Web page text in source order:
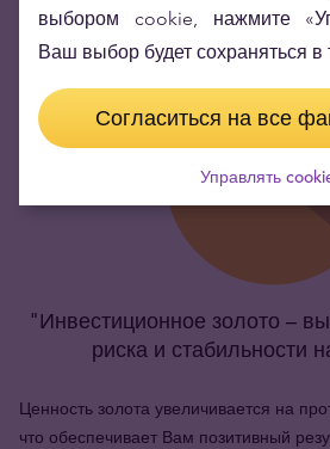
"Инвестиционное золото –
риска и стабильности
Ценность золота увеличивается на
что обеспечивает Вам позитивный
выбором cookie, нажмите
Ваш выбор будет сохраняться в
Согласиться на все
Управлять